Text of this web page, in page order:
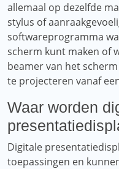
allemaal op dezelfde
stylus of
softwareprogramma
scherm kunt maken of
beamer van het
te projecteren vanaf
Waar worden
Digitale
toepassingen en